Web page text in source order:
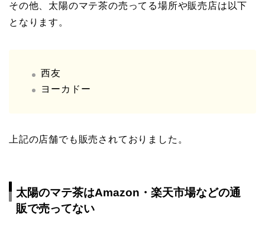
その他、太陽のマテ茶の売ってる場所や販売店は以下
となります。
西友
ヨーカドー
上記の店舗でも販売されておりました。
太陽のマテ茶はAmazon・楽天市場などの通
販で売ってない